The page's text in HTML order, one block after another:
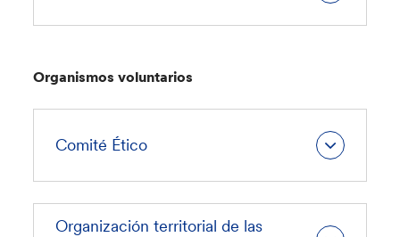
Organismos voluntarios
Comité Ético
Organización territorial de las